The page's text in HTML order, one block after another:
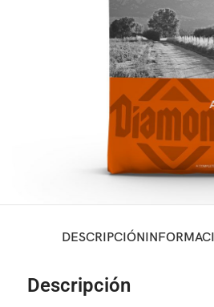
DESCRIPCIÓN
Descripción